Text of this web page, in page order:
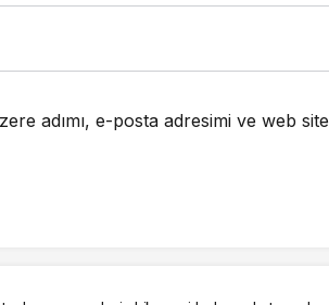
adımı, e-posta adresimi ve web site